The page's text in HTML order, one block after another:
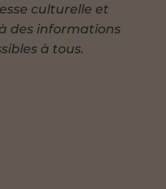
culturelle et
des informations
à tous.